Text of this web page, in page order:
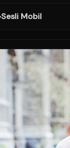
Sesli Mobil